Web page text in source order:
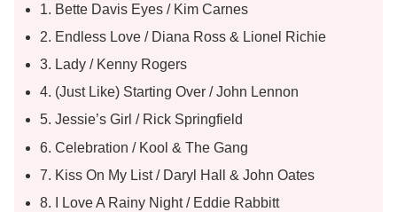
1. Bette Davis Eyes / Kim Carnes
2. Endless Love / Diana Ross & Lionel Richie
3. Lady / Kenny Rogers
4. (Just Like) Starting Over / John Lennon
5. Jessie’s Girl / Rick Springfield
6. Celebration / Kool & The Gang
7. Kiss On My List / Daryl Hall & John Oates
8. I Love A Rainy Night / Eddie Rabbitt